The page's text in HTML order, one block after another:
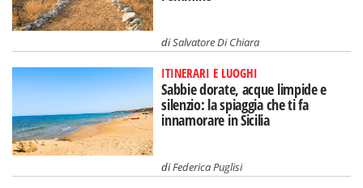
diSalvatore Di Chiara
ITINERARI E LUOGHI
Sabbie dorate, acque limpide e
silenzio: la spiaggia che ti fa
innamorare in Sicilia
diFederica Puglisi